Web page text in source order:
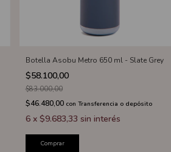
Botella Asobu Metro 650 ml - Slate Grey
$58.100,00
$83.000,00
$46.480,00 con Transferencia o depósito
6 x $9.683,33 sin interés
Comprar